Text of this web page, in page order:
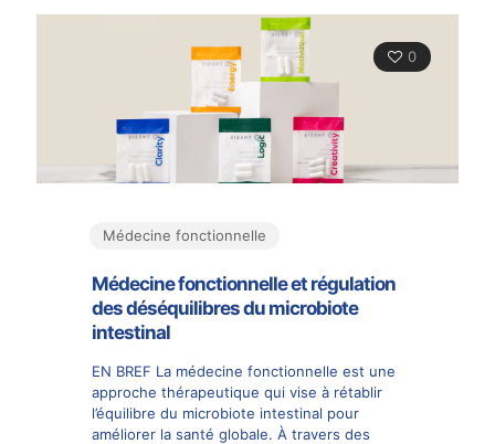
0
Médecine fonctionnelle
Médecine fonctionnelle et régulation
des déséquilibres du microbiote
intestinal
EN BREF La médecine fonctionnelle est une
approche thérapeutique qui vise à rétablir
l’équilibre du microbiote intestinal pour
améliorer la santé globale. À travers des